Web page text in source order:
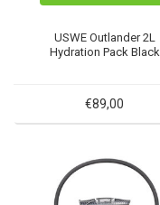
USWE Outlander 2L
Hydration Pack Black
€89,00